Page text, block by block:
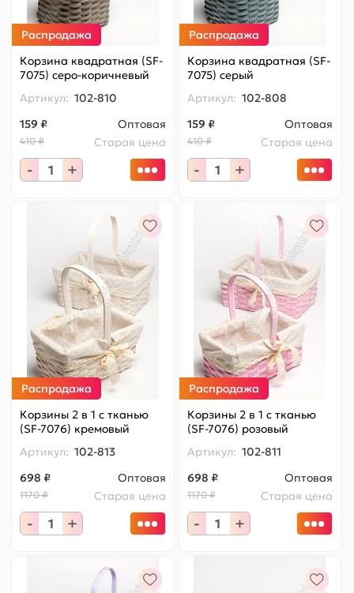
Распродажа
Корзина квадратная (SF-
7075) серо-коричневый
Артикул: 102-810
159 ₽
Оптовая
410 ₽ Старая цена
- +
Распродажа
Корзина квадратная (SF-
7075) серый
Артикул: 102-808
159 ₽
Оптовая
410 ₽ Старая цена
- +
Распродажа
Корзины 2 в 1 с тканью
(SF-7076) кремовый
Артикул: 102-813
698 ₽
Оптовая
1170 ₽ Старая цена
- +
Распродажа
Корзины 2 в 1 с тканью
(SF-7076) розовый
Артикул: 102-811
698 ₽
Оптовая
1170 ₽ Старая цена
- +